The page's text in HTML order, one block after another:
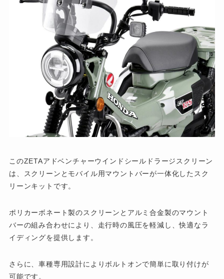
このZETAアドベンチャーウインドシールドラージスクリーン
は、スクリーンとモバイル用マウントバーが一体化したスク
リーンキットです。
ポリカーボネート製のスクリーンとアルミ合金製のマウント
バーの組み合わせにより、走行時の風圧を軽減し、快適なラ
イディングを提供します。
さらに、車種専用設計によりボルトオンで簡単に取り付けが
可能です。